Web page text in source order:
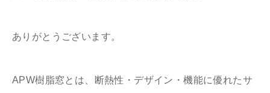
ありがとうございます。
APW樹脂窓とは、断熱性・デザイン・機能に優れたサ